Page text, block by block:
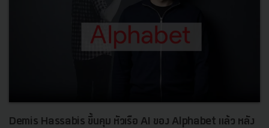
Demis Hassabis ขึ้นคุม หัวเรือ AI ของ Alphabet แล้ว หลัง